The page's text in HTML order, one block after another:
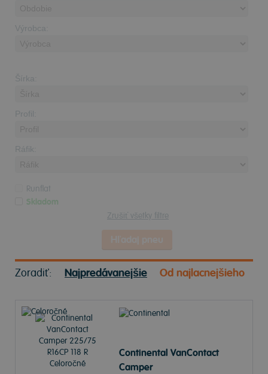
Výrobca:
Šírka:
Profil:
Ráfik:
Runflat
Skladom
Zrušiť všetky filtre
Zoradiť: Najpredávanejšie Od najlacnejšieho
Continental VanContact
Camper